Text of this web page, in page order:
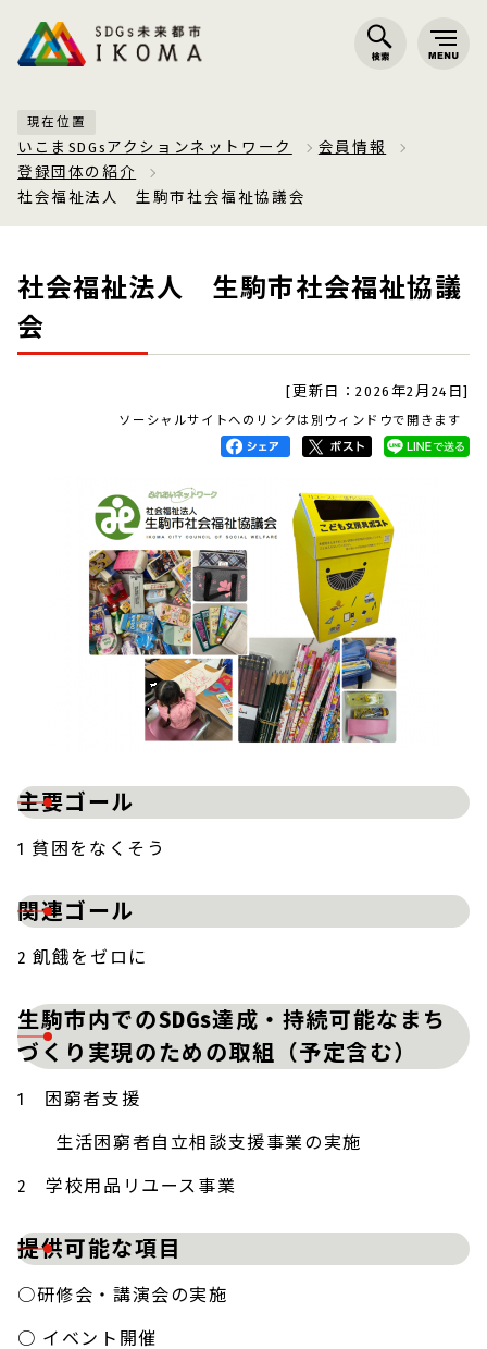
現在位置
いこまSDGsアクションネットワーク
会員情報
登録団体の紹介
社会福祉法人 生駒市社会福祉協議会
社会福祉法人 生駒市社会福祉協議
会
[更新日：2026年2月24日]
ソーシャルサイトへのリンクは別ウィンドウで開きます
主要ゴール
1 貧困をなくそう
関連ゴール
2 飢餓をゼロに
生駒市内でのSDGs達成・持続可能なまち
づくり実現のための取組（予定含む）
1 困窮者支援
生活困窮者自立相談支援事業の実施
2 学校用品リユース事業
提供可能な項目
○研修会・講演会の実施
○ イベント開催